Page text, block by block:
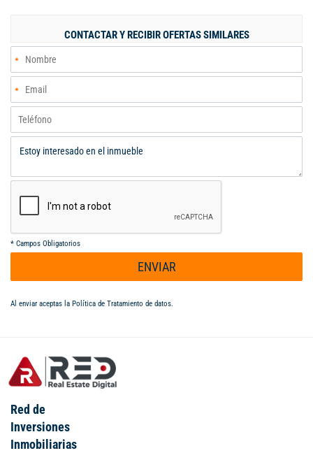
rincón respira eficiencia. Olvida los trayectos largos; aquí tu
flota conecta al instante con las arterias viales de la ciudad. Es
el prestigio de una sede de alto impacto que proyecta solidez y
control total. Canon: $6.900.000 + IVA. ¿Listo para dominar el
mercado desde el corazón urbano? Agenda hoy tu visita y
asegura el futuro de tu marca. El éxito de tu operación
comienza en esta ubicación.
CONTACTAR Y RECIBIR OFERTAS SIMILARES
* Campos Obligatorios
ENVIAR
Al enviar aceptas la Política de Tratamiento de datos.
Red de
Inversiones
Inmobiliarias